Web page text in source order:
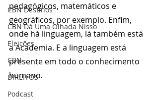
CBN Destinos
CBN Dá Uma Olhada Nisso
Eleições
CBN
DIREITOS
Podcast
pedagógicos, matemáticos e
geográficos, por exemplo. Enfim,
onde há linguagem, lá também está
a Academia. E a linguagem está
presente em todo o conhecimento
humano.